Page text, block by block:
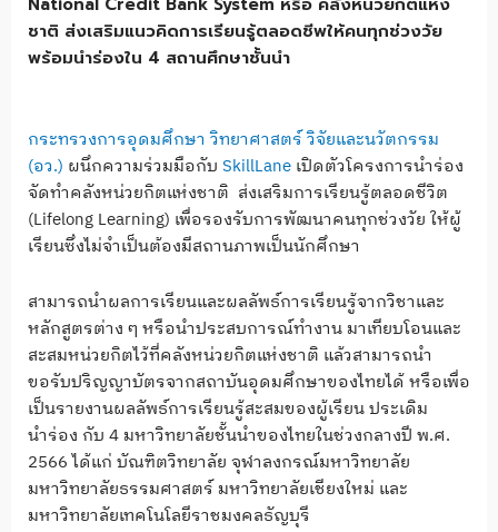
ชาติ ส่งเสริมแนวคิดการเรียนรู้ตลอดชีพให้คนทุกช่วงวัย
พร้อมนำร่องใน 4 สถานศึกษาชั้นนำ
กระทรวงการอุดมศึกษา วิทยาศาสตร์ วิจัยและนวัตกรรม
(อว.) ผนึกความร่วมมือกับ SkillLane เปิดตัวโครงการนำร่อง
จัดทำคลังหน่วยกิตแห่งชาติ ส่งเสริมการเรียนรู้ตลอดชีวิต
(Lifelong Learning) เพื่อรองรับการพัฒนาคนทุกช่วงวัย ให้ผู้
เรียนซึ่งไม่จำเป็นต้องมีสถานภาพเป็นนักศึกษา
สามารถนำผลการเรียนและผลลัพธ์การเรียนรู้จากวิชาและ
หลักสูตรต่าง ๆ หรือนำประสบการณ์ทำงาน มาเทียบโอนและ
สะสมหน่วยกิตไว้ที่คลังหน่วยกิตแห่งชาติ แล้วสามารถนำ
ขอรับปริญญาบัตรจากสถาบันอุดมศึกษาของไทยได้ หรือเพื่อ
เป็นรายงานผลลัพธ์การเรียนรู้สะสมของผู้เรียน ประเดิม
นำร่อง กับ 4 มหาวิทยาลัยชั้นนำของไทยในช่วงกลางปี พ.ศ.
2566 ได้แก่ บัณฑิตวิทยาลัย จุฬาลงกรณ์มหาวิทยาลัย
มหาวิทยาลัยธรรมศาสตร์ มหาวิทยาลัยเชียงใหม่ และ
มหาวิทยาลัยเทคโนโลยีราชมงคลธัญบุรี